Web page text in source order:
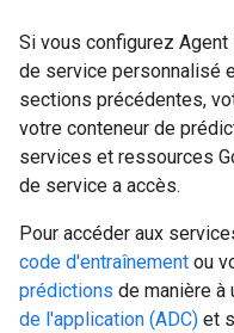
Si vous configurez
de service personnalisé
sections précédentes,
votre conteneur de
services et ressources
de service a accès.
Pour accéder aux
code d'entraînement ou
prédictions de manière à
de l'application (ADC) et